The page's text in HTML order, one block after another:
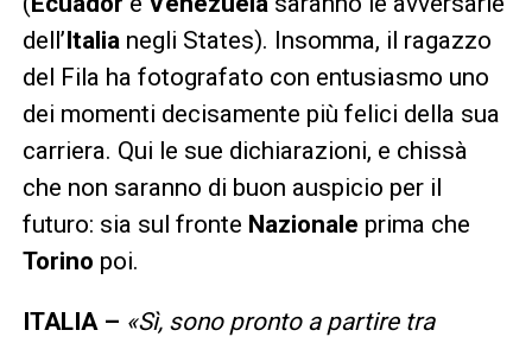
dell’Italia negli States). Insomma, il ragazzo
del Fila ha fotografato con entusiasmo uno
dei momenti decisamente più felici della sua
carriera. Qui le sue dichiarazioni, e chissà
che non saranno di buon auspicio per il
futuro: sia sul fronte Nazionale prima che
Torino poi.
ITALIA – «Sì, sono pronto a partire tra